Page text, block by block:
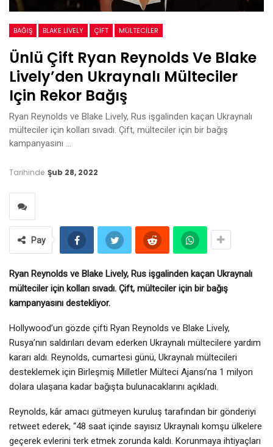
BAĞIŞ BLAKE LIVELY ÇIFT MÜLTECILER
Ünlü Çift Ryan Reynolds Ve Blake
Lively’den Ukraynalı Mülteciler
Için Rekor Bağış
Ryan Reynolds ve Blake Lively, Rus işgalinden kaçan Ukraynalı
mülteciler için kolları sıvadı. Çift, mülteciler için bir bağış
kampanyasını …
Tarihinde Şub 28, 2022
Pay
Ryan Reynolds ve Blake Lively, Rus işgalinden kaçan Ukraynalı
mülteciler için kolları sıvadı. Çift, mülteciler için bir bağış
kampanyasını destekliyor.
Hollywood’un gözde çifti Ryan Reynolds ve Blake Lively,
Rusya’nın saldırıları devam ederken Ukraynalı mültecilere yardım
kararı aldı. Reynolds, cumartesi günü, Ukraynalı mültecileri
desteklemek için Birleşmiş Milletler Mülteci Ajansı’na 1 milyon
dolara ulaşana kadar bağışta bulunacaklarını açıkladı.
Reynolds, kâr amacı gütmeyen kuruluş tarafından bir gönderiyi
retweet ederek, “48 saat içinde sayısız Ukraynalı komşu ülkelere
geçerek evlerini terk etmek zorunda kaldı. Korunmaya ihtiyaçları